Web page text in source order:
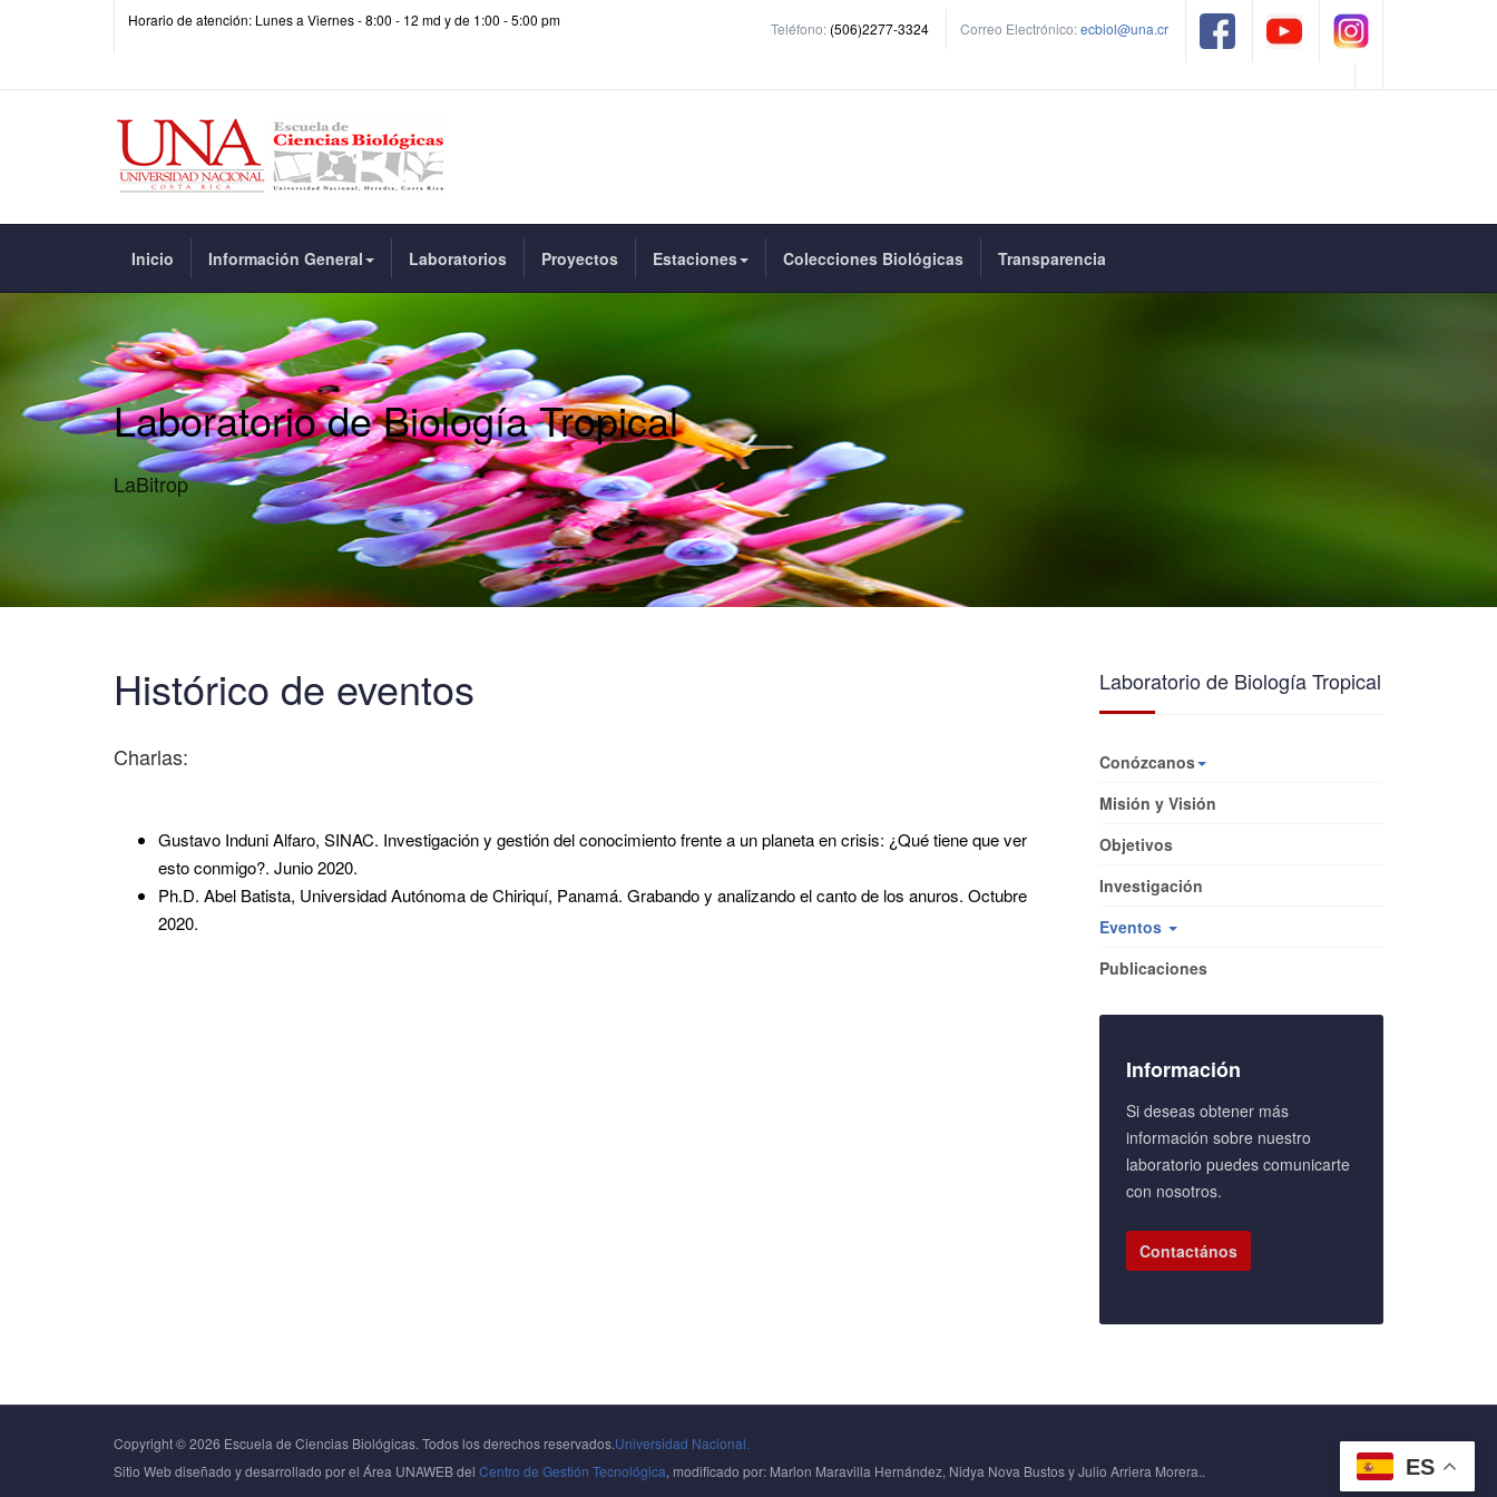
Horario de atención: Lunes a Viernes - 8:00 - 12 md y de 1:00 - 5:00 pm Teléfono: (506)2277-3324 Correo Electrónico:ecbiol@una.cr
ES
Inicio Información General Laboratorios Proyectos Estaciones Colecciones Biológicas Transparencia
Laboratorio de Biología Tropical
LaBitrop
Histórico de eventos
Charlas:
Gustavo Induni Alfaro, SINAC. Investigación y gestión del conocimiento frente a un planeta en crisis: ¿Qué tiene que ver
esto conmigo?. Junio 2020.
Ph.D. Abel Batista, Universidad Autónoma de Chiriquí, Panamá. Grabando y analizando el canto de los anuros. Octubre
2020.
Laboratorio de Biología Tropical
Conózcanos
Misión y Visión
Objetivos
Investigación
Eventos
Publicaciones
Información
Si deseas obtener más
información sobre nuestro
laboratorio puedes comunicarte
con nosotros.
Contactános
Copyright © 2026 Escuela de Ciencias Biológicas. Todos los derechos reservados.Universidad Nacional.
Sitio Web diseñado y desarrollado por el Área UNAWEB del Centro de Gestión Tecnológica, modificado por: Marlon Maravilla Hernández, Nidya Nova Bustos y Julio Arriera Morera..